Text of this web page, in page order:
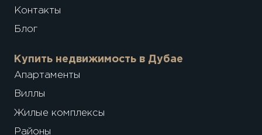
Контакты
Блог
Купить недвижимость в Дубае
Апартаменты
Виллы
Жилые комплексы
Районы